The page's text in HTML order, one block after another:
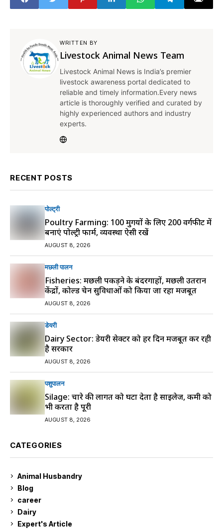
WRITTEN BY
Livestock Animal News Team
Livestock Animal News is India’s premier
livestock awareness portal dedicated to
reliable and timely information.Every news
article is thoroughly verified and curated by
highly experienced authors and industry
experts.
RECENT POSTS
पोल्ट्री
Poultry Farming: 100 मुर्गियों के लिए 200 वर्गफीट में
बनाएं पोल्ट्री फार्म, व्यवस्था ऐसी रखें
AUGUST 8, 2026
मछली पालन
Fisheries: मछली पकड़ने के बंदरगाहों, मछली उतरान
केंद्रों, कोल्ड चेन सुविधाओं को किया जा रहा मजबूत
AUGUST 8, 2026
डेयरी
Dairy Sector: डेयरी सेक्टर को हर दिन मजबूत कर रही
है सरकार
AUGUST 8, 2026
पशुपालन
Silage: चारे की लागत को घटा देता है साइलेज, कमी को
भी करता है पूरी
AUGUST 8, 2026
CATEGORIES
Animal Husbandry
Blog
career
Dairy
Expert's Article